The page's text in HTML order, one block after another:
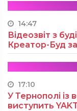
14:47
Відеозвіт з
Креатор-Буд
17:10
У Тернополі із
виступить